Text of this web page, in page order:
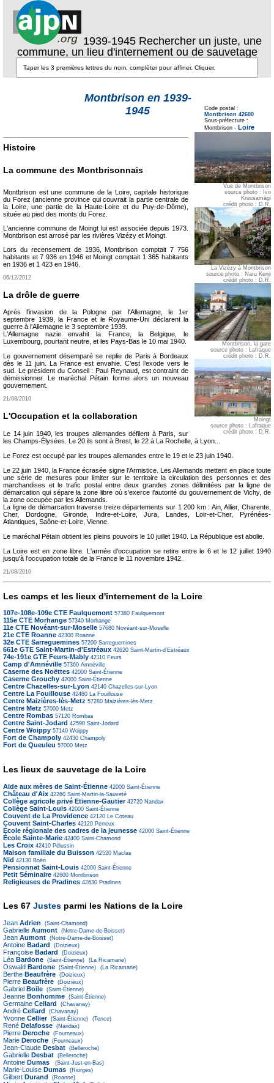
1939-1945 Rechercher un juste, une
commune, un lieu d'internement ou de sauvetage
Montbrison en 1939-
1945
Code postal :
Montbrison 42600
Sous-préfecture :
Montbrison - Loire
Vue de Montbrison
source photo : Ivo
Kruusamägi
crédit photo : D.R.
La Vizézy à Montbrison
source photo : Naru Kenji
crédit photo : D.R.
Montbrison, la gare
source photo : Lafraque
crédit photo : D.R.
Moingt
source photo : Lafraque
crédit photo : D.R.
Histoire
La commune des Montbrisonnais
Montbrison est une commune de la Loire, capitale historique
du Forez (ancienne province qui couvrait la partie centrale de
la Loire, une partie de la Haute-Loire et du Puy-de-Dôme),
située au pied des monts du Forez.
L'ancienne commune de Moingt lui est associée depuis 1973.
Montbrison est arrosé par les rivières Vizézy et Moingt.
Lors du recensement de 1936, Montbrison comptait 7 756
habitants et 7 936 en 1946 et Moingt comptait 1 365 habitants
en 1936 et 1 423 en 1946.
06/12/2012
La drôle de guerre
Après l'invasion de la Pologne par l'Allemagne, le 1er
septembre 1939, la France et le Royaume-Uni déclarent la
guerre à l'Allemagne le 3 septembre 1939.
L'Allemagne nazie envahit la France, la Belgique, le
Luxembourg, pourtant neutre, et les Pays-Bas le 10 mai 1940.
Le gouvernement désemparé se replie de Paris à Bordeaux
dès le 11 juin. La France est envahie. C’est l’exode vers le
sud. Le président du Conseil : Paul Reynaud, est contraint de
démissionner. Le maréchal Pétain forme alors un nouveau
gouvernement.
21/08/2010
L'Occupation et la collaboration
Le 14 juin 1940, les troupes allemandes défilent à Paris, sur
les Champs-Élysées. Le 20 ils sont à Brest, le 22 à La Rochelle, à Lyon...
Le Forez est occupé par les troupes allemandes entre le 19 et le 23 juin 1940.
Le 22 juin 1940, la France écrasée signe l'Armistice. Les Allemands mettent en place toute
une série de mesures pour limiter sur le territoire la circulation des personnes et des
marchandises et le trafic postal entre deux grandes zones délimitées par la ligne de
démarcation qui sépare la zone libre où s’exerce l’autorité du gouvernement de Vichy, de
la zone occupée par les Allemands.
La ligne de démarcation traverse treize départements sur 1 200 km : Ain, Allier, Charente,
Cher, Dordogne, Gironde, Indre-et-Loire, Jura, Landes, Loir-et-Cher, Pyrénées-
Atlantiques, Saône-et-Loire, Vienne.
Le maréchal Pétain obtient les pleins pouvoirs le 10 juillet 1940. La République est abolie.
La Loire est en zone libre. L'armée d'occupation se retire entre le 6 et le 12 juillet 1940
jusqu'à l’occupation totale de la France le 11 novembre 1942.
21/08/2010
Les camps et les lieux d'internement de la Loire
107e-108e-109e CTE Faulquemont 57380 Faulquemont
115e CTE Morhange 57340 Morhange
11e CTE Novéant-sur-Moselle 57680 Novéant-sur-Moselle
21e CTE Roanne 42300 Roanne
32e CTE Sarreguemines 57200 Sarreguemines
661e GTE Saint-Martin-d'Estréaux 42620 Saint-Martin-d'Estréaux
74e-191e GTE Feurs-Mably 42110 Feurs
Camp d'Amnéville 57360 Amnéville
Caserne des Noëttes 42000 Saint-Étienne
Caserne Grouchy 42000 Saint-Étienne
Centre Chazelles-sur-Lyon 42140 Chazelles-sur-Lyon
Centre La Fouillouse 42480 La Fouillouse
Centre Maizières-lès-Metz 57280 Maizières-lès-Metz
Centre Metz 57000 Metz
Centre Rombas 57120 Rombas
Centre Saint-Jodard 42590 Saint-Jodard
Centre Woippy 57140 Woippy
Fort de Champoly 42430 Champoly
Fort de Queuleu 57000 Metz
Les lieux de sauvetage de la Loire
Aide aux mères de Saint-Étienne 42000 Saint-Étienne
Château d'Aix 42260 Saint-Martin-la-Sauveté
Collège agricole privé Etienne-Gautier 42720 Nandax
Collège Saint-Louis 42000 Saint-Étienne
Couvent de La Providence 42120 Le Coteau
Couvent Saint-Charles 42120 Perreux
École régionale des cadres de la jeunesse 42000 Saint-Étienne
École Sainte-Marie 42400 Saint-Chamond
Les Croix 42410 Pélussin
Maison familiale du Buisson 42520 Maclas
Nid 42130 Boën
Pensionnat Saint-Louis 42000 Saint-Étienne
Petit Séminaire 42600 Montbrison
Religieuses de Pradines 42630 Pradines
Les 67 Justes parmi les Nations de la Loire
Jean Adrien (Saint-Chamond)
Gabrielle Aumont (Notre-Dame-de-Boisset)
Jean Aumont (Notre-Dame-de-Boisset)
Antoine Badard (Doizieux)
Françoise Badard (Doizieux)
Léa Bardone (Saint-Étienne) (La Ricamarie)
Oswald Bardone (Saint-Étienne) (La Ricamarie)
Berthe Beaufrère (Doizieux)
Pierre Beaufrère (Doizieux)
Gabriel Boile (Saint-Étienne)
Jeanne Bonhomme (Saint-Étienne)
Germaine Cellard (Chavanay)
André Cellard (Chavanay)
Yvonne Cellier (Saint-Étienne) (Tence)
René Delafosse (Nandax)
Pierre Deroche (Fourneaux)
Marie Deroche (Fourneaux)
Jean-Claude Desbat (Belleroche)
Gabrielle Desbat (Belleroche)
Antoine Dumas (Saint-Just-en-Bas)
Marie-Louise Dumas (Riorges)
Gilbert Durand (Roanne)